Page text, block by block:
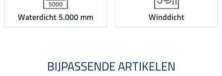
Waterdicht 5.000 mm Winddicht
BIJPASSENDE ARTIKELEN